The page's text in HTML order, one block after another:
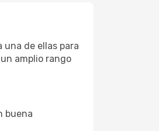
de ellas para
amplio rango
buena